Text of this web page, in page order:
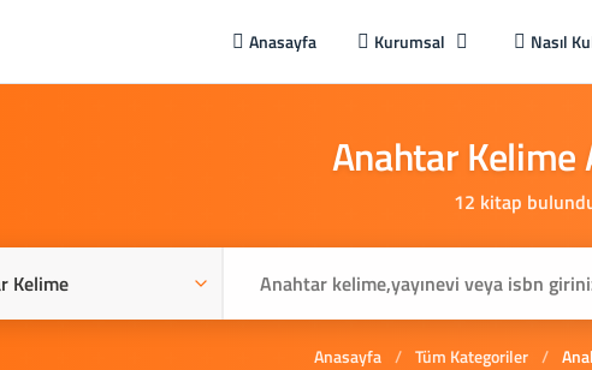
Anasayfa Kurumsal Nasıl
AnahtarKelime
12 kitap
Anasayfa / Tüm Kategoriler /